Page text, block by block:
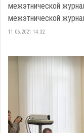
межэтнической
межэтнической
11.06.2021 14:32